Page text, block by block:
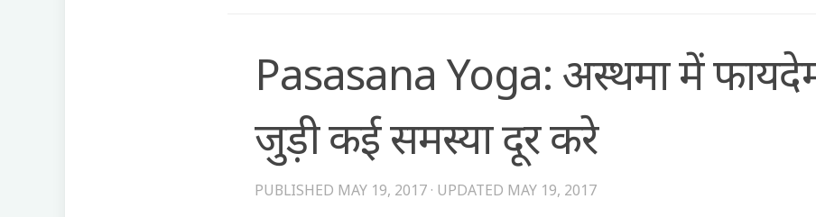
Pasasana Yoga: अस्थमा में
जुड़ी कई समस्या दूर करे
PUBLISHED MAY 19, 2017 · UPDATED MAY 19, 2017